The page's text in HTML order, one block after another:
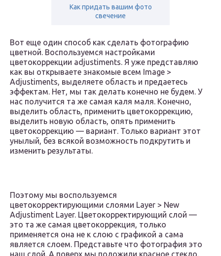
Как придать вашим фото
свечение
Вот еще один способ как сделать фотографию
цветной. Воспользуемся настройками
цветокоррекции adjustiments. Я уже представляю
как вы открываете знакомые всем Image >
Adjustiments, выделяете область и предаетесь
эффектам. Нет, мы так делать конечно не будем. У
нас получится та же самая каля маля. Конечно,
выделить область, применить цветокоррекцию,
выделить новую область, опять применить
цветокоррекцию — вариант. Только вариант этот
унылый, без всякой возможность подкрутить и
изменить результаты.
Поэтому мы воспользуемся
цветокорректирующими слоями Layer > New
Adjustiment Layer. Цветокорректирующий слой —
это та же самая цветокоррекция, только
применяется она не к слою с графикой а сама
является слоем. Представьте что фотография это
наш слой. А поверх мы положили красное стекло,